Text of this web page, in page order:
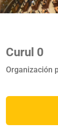
Curul 0
Organización